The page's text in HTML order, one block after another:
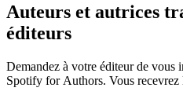
Auteurs et autrices
éditeurs
Demandez à votre éditeur de vous
Spotify for Authors. Vous